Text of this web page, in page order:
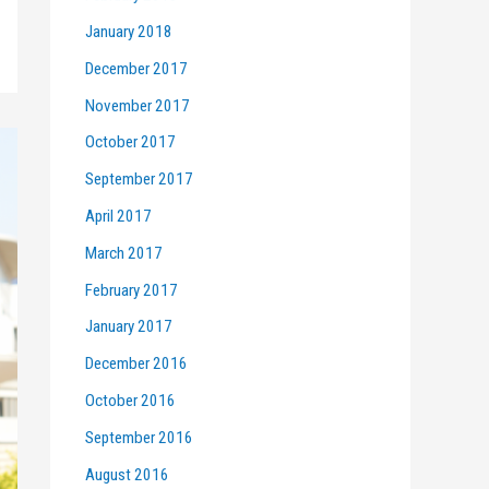
January 2018
December 2017
November 2017
October 2017
September 2017
April 2017
March 2017
February 2017
January 2017
December 2016
October 2016
September 2016
August 2016